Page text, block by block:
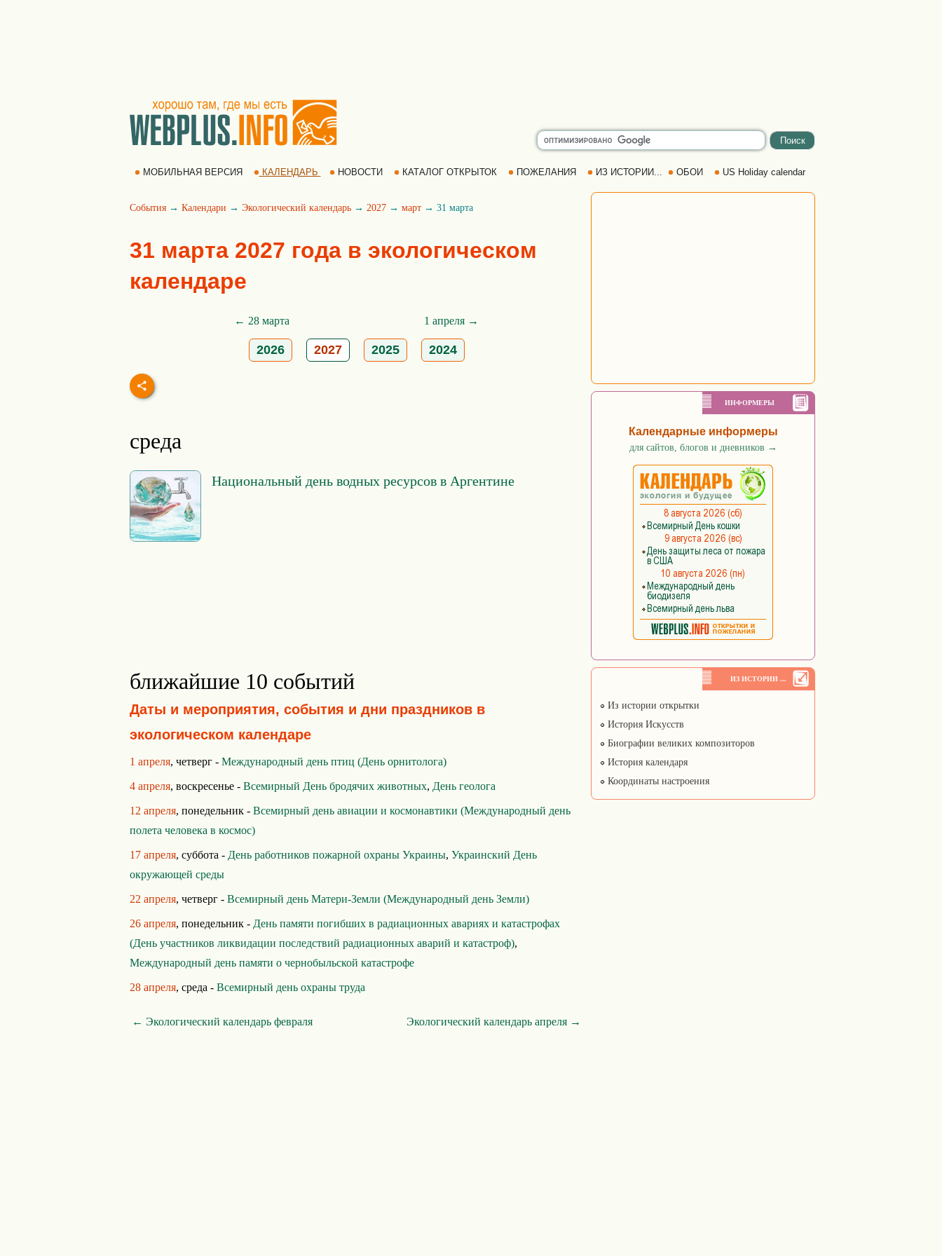
МОБИЛЬНАЯ ВЕРСИЯ КАЛЕНДАРЬ НОВОСТИ КАТАЛОГ ОТКРЫТОК ПОЖЕЛАНИЯ ИЗ ИСТОРИИ... ОБОИ US Holiday calendar
События → Календари → Экологический календарь → 2027 → март → 31 марта
31 марта 2027 года в экологическом
календаре
← 28 марта 1 апреля →
2026 2027 2025 2024
среда
Национальный день водных ресурсов в Аргентине
ближайшие 10 событий
Даты и мероприятия, события и дни праздников в
экологическом календаре
1 апреля, четверг - Международный день птиц (День орнитолога)
4 апреля, воскресенье - Всемирный День бродячих животных, День геолога
12 апреля, понедельник - Всемирный день авиации и космонавтики (Международный день
полета человека в космос)
17 апреля, суббота - День работников пожарной охраны Украины, Украинский День
окружающей среды
22 апреля, четверг - Всемирный день Матери-Земли (Международный день Земли)
26 апреля, понедельник - День памяти погибших в радиационных авариях и катастрофах
(День участников ликвидации последствий радиационных аварий и катастроф),
Международный день памяти о чернобыльской катастрофе
28 апреля, среда - Всемирный день охраны труда
← Экологический календарь февраля Экологический календарь апреля →
ИНФОРМЕРЫ
Календарные информеры
для сайтов, блогов и дневников →
ИЗ ИСТОРИИ ...
Из истории открытки
История Искусств
Биографии великих композиторов
История календаря
Координаты настроения